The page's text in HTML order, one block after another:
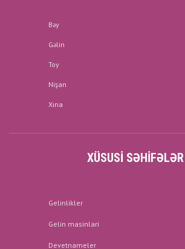
Bəy
Gəlin
Toy
Nişan
Xına
XÜSUSI SƏHIFƏLƏR
Gelinlikler
Gelin masinlari
Devetnameler